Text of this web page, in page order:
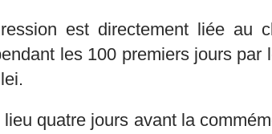
est directement liée au
les 100 premiers jours
quatre jours avant la